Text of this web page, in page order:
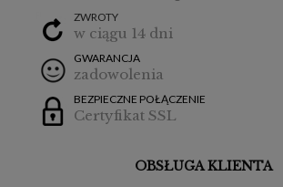
ZWROTY
w ciągu 14 dni
GWARANCJA
zadowolenia
BEZPIECZNE POŁĄCZENIE
Certyfikat SSL
OBSŁUGA KLIENTA